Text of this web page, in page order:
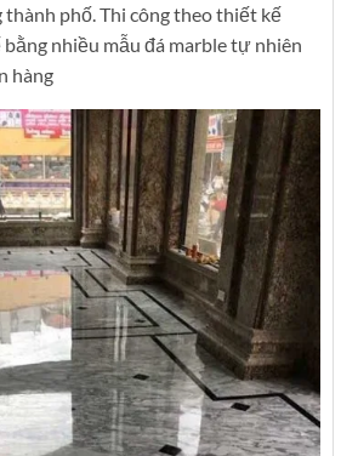
phố. Thi công theo thiết kế
nhiều mẫu đá marble tự nhiên
hàng